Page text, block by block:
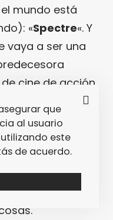
mundo está
«Spectre«. Y
vaya a ser una
cine de acción
con un
Pero la
el último
la
menos mía, para
en taquilla. Así
que
al usuario
utilizando este
de acuerdo.